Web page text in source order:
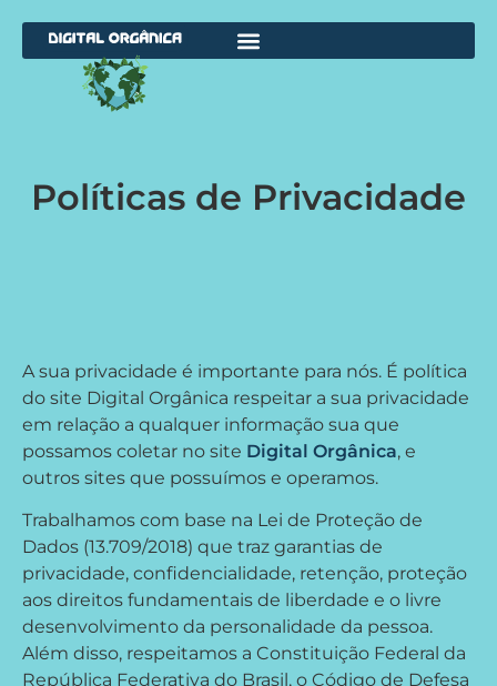
Políticas de Privacidade
A sua privacidade é importante para nós. É política
do site Digital Orgânica respeitar a sua privacidade
em relação a qualquer informação sua que
possamos coletar no site Digital Orgânica, e
outros sites que possuímos e operamos.
Trabalhamos com base na Lei de Proteção de
Dados (13.709/2018) que traz garantias de
privacidade, confidencialidade, retenção, proteção
aos direitos fundamentais de liberdade e o livre
desenvolvimento da personalidade da pessoa.
Além disso, respeitamos a Constituição Federal da
República Federativa do Brasil, o Código de Defesa